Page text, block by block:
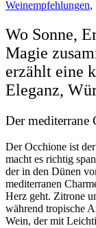
Weinempfehlungen,
Wo Sonne,
Magie
erzählt eine
Eleganz,
Der mediterrane
Der Occhione ist
macht es richtig
der in den Dünen
mediterranen
Herz geht. Zitrone
während tropische
Wein, der mit